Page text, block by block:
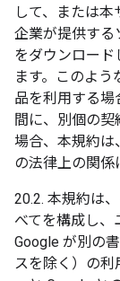
して、または
企業が提供する
をダウンロード
ます。このよ
品を利用する場
間に、別個の
場合、本規約は
の法律上の関係
20.2. 本規約は
べてを構成し、
Google が別の
スを除く）の